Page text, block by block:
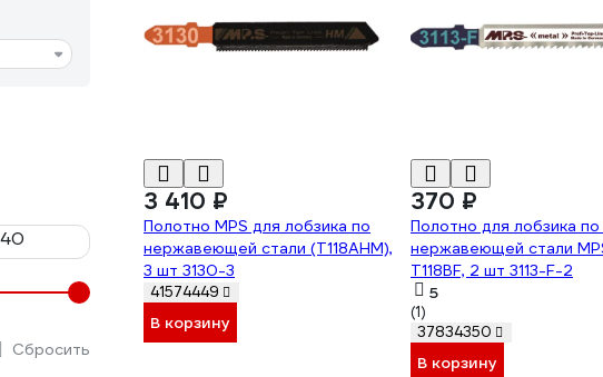
Сбросить
3 410 ₽
Полотно MPS для лобзика по
нержавеющей стали (T118AHM),
3 шт 3130-3
41574449
В корзину
370 ₽
Полотно для лобзика по
нержавеющей стали
T118BF, 2 шт 3113-F-2
5
(1)
37834350
В корзину